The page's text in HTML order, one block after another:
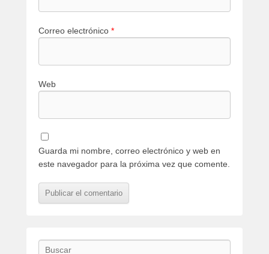
Correo electrónico *
Web
Guarda mi nombre, correo electrónico y web en
este navegador para la próxima vez que comente.
Buscar